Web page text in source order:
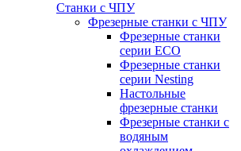
Станки с ЧПУ
Фрезерные станки с ЧПУ
Фрезерные станки
серии ECO
Фрезерные станки
серии Nesting
Настольные
фрезерные станки
Фрезерные станки с
водяным